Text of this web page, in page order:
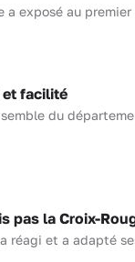
exposé au premier
et facilité
du
pas la Croix-
réagi et a adapté